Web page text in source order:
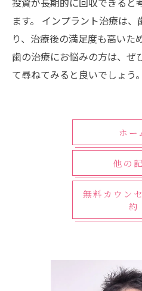
ます。 インプラント治療は
り、治療後の満足度も高いた
歯の治療にお悩みの方は、ぜ
て尋ねてみると良いでしょう。
ホー
他の
無料カウン
約